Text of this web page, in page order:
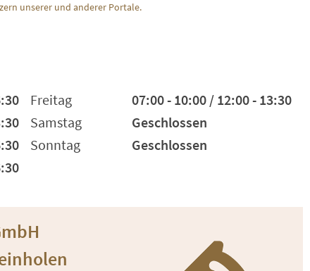
unserer und anderer Portale.
Freitag
07:00 - 10:00 / 12:00 - 13:30
Samstag
Geschlossen
Sonntag
Geschlossen